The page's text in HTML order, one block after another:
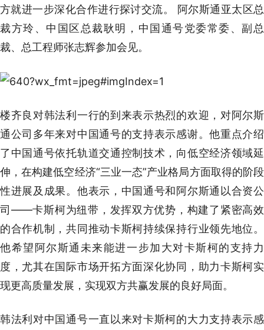
方就进一步深化合作进行探讨交流。 阿尔斯通亚太区总
裁方玲、中国区总裁耿明，中国通号党委常委、副总
裁、总工程师张志辉参加会见。
楼齐良对韩法利一行的到来表示热烈的欢迎，对阿尔斯
通公司多年来对中国通号的支持表示感谢。他重点介绍
了中国通号依托轨道交通控制技术，向低空经济领域延
伸，在构建低空经济“三业一态”产业格局方面取得的阶段
性进展及成果。他表示，中国通号和阿尔斯通以合资公
司——卡斯柯为纽带，发挥双方优势，构建了紧密高效
的合作机制，共同推动卡斯柯持续保持行业领先地位。
他希望阿尔斯通未来能进一步加大对卡斯柯的支持力
度，尤其在国际市场开拓方面深化协同，助力卡斯柯实
现更高质量发展，实现双方共赢发展的良好局面。
韩法利对中国通号一直以来对卡斯柯的大力支持表示感